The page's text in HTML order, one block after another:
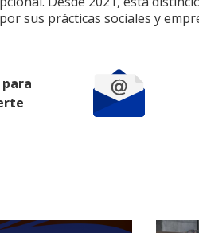
sus prácticas sociales y